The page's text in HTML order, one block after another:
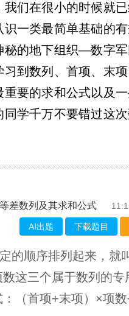
们在很小的时候就
一类最简单基础的
的地下组织—数字
到数列、首项、末
要的求和公式以及
学千万不要错过这
差数列及其求和公式
AI出题 下载题目
的顺序排列起来，就
这三个属于数列的专
（首项+末项）×项